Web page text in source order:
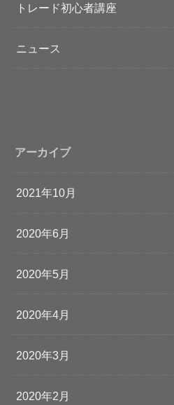
トレード初心者講座
ニュース
アーカイブ
2021年10月
2020年6月
2020年5月
2020年4月
2020年3月
2020年2月